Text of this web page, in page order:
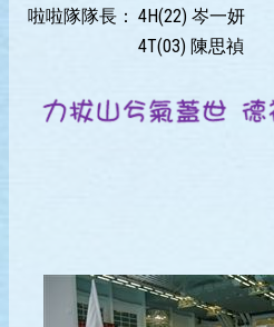
啦啦隊隊長： 4H(22) 岑一妍
4T(03) 陳思禎